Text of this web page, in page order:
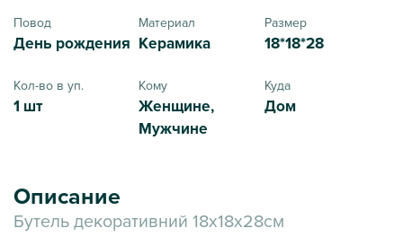
Повод
День рождения
Материал
Керамика
Размер
18*18*28
Кол-во в уп.
1 шт
Кому
Женщине,
Мужчине
Куда
Дом
Описание
Бутель декоративний 18х18х28см